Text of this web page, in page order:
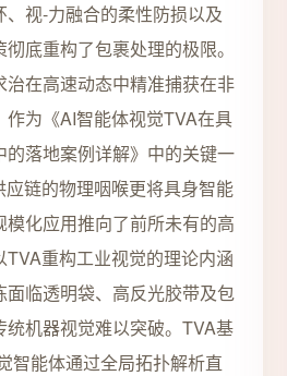
视-力融合的柔性防损以及
底重构了包裹处理的极限。
治在高速动态中精准捕获在非
为《AI智能体视觉TVA在具
的落地案例详解》中的关键一
链的物理咽喉更将具身智能
化应用推向了前所未有的高
重构工业视觉的理论内涵
面临透明袋、高反光胶带及包
统机器视觉难以突破。TVA基
智能体通过全局拓扑解析直